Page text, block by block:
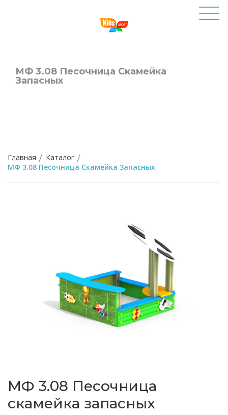
МФ 3.08 Песочница Скамейка
Запасных
Главная
Каталог
МФ 3.08 Песочница Скамейка Запасных
МФ 3.08 Песочница
скамейка запасных